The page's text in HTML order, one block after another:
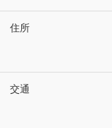
住所
交通